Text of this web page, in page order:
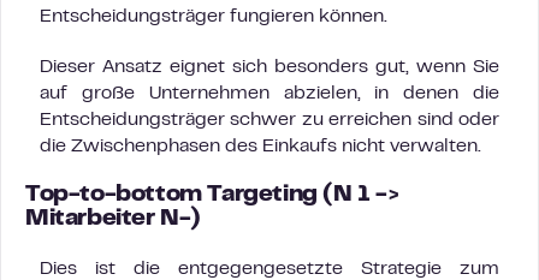
Entscheidungsträger fungieren können.
Dieser Ansatz eignet sich besonders gut, wenn Sie
auf große Unternehmen abzielen, in denen die
Entscheidungsträger schwer zu erreichen sind oder
die Zwischenphasen des Einkaufs nicht verwalten.
Top-to-bottom Targeting (N 1 ->
Mitarbeiter N-)
Dies ist die entgegengesetzte Strategie zum